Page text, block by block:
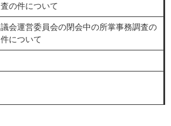
査の件について
議会運営委員会の閉会中の所掌事務調査の
件について